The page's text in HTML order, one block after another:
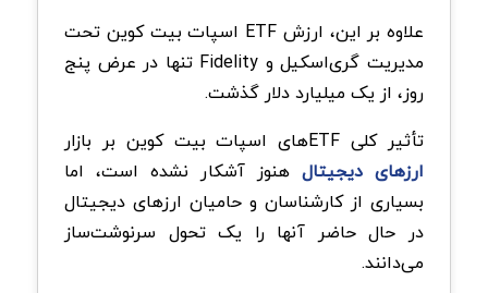
علاوه بر این، ارزش ETF اسپات بیت کوین تحت
مدیریت گری‌اسکیل و Fidelity تنها در عرض پنج
روز، از یک میلیارد دلار گذشت.
تأثیر کلی ETFهای اسپات بیت کوین بر بازار
ارزهای دیجیتال هنوز آشکار نشده است، اما
بسیاری از کارشناسان و حامیان ارزهای دیجیتال
در حال حاضر آنها را یک تحول سرنوشت‌ساز
می‌دانند.